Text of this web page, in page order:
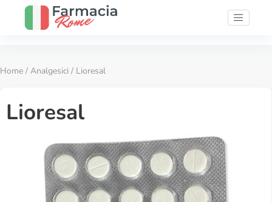
Home / Analgesici / Lioresal
Lioresal